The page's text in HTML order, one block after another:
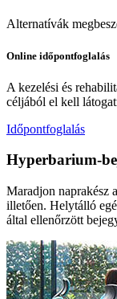
Alternatívák
Online időpontfoglalás
A kezelési és
céljából el kell
Időpontfoglalás
Hyperbarium-
Maradjon naprakész
illetően. Helytálló
által ellenőrzött